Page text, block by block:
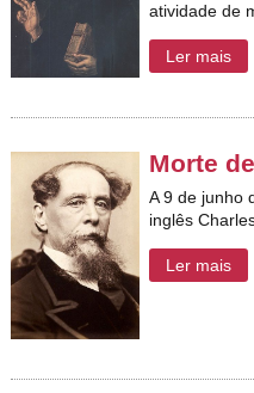
atividade de
Ler mais
Morte
A 9 de junho
inglês
Ler mais